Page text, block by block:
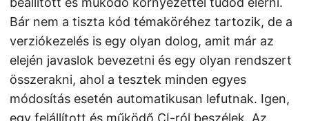
Bár nem a tiszta kód témaköréhez tartozik, de a
verziókezelés is egy olyan dolog, amit már az
elején javaslok bevezetni és egy olyan rendszert
összerakni, ahol a tesztek minden egyes
módosítás esetén automatikusan lefutnak. Igen,
egy felállított és működő CI-ról beszélek. Az